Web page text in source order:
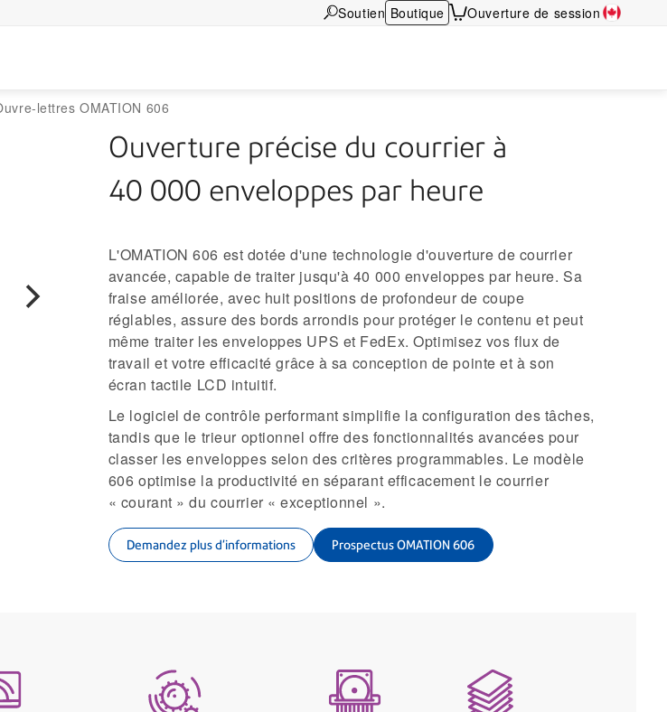
Soutien Boutique Ouverture de session
lettres OMATION 606
Ouverture précise du courrier à
40 000 enveloppes par heure
L'OMATION 606 est dotée d'une technologie d'ouverture de courrier
avancée, capable de traiter jusqu'à 40 000 enveloppes par heure. Sa
fraise améliorée, avec huit positions de profondeur de coupe
réglables, assure des bords arrondis pour protéger le contenu et peut
même traiter les enveloppes UPS et FedEx. Optimisez vos flux de
travail et votre efficacité grâce à sa conception de pointe et à son
écran tactile LCD intuitif.
Le logiciel de contrôle performant simplifie la configuration des tâches,
tandis que le trieur optionnel offre des fonctionnalités avancées pour
classer les enveloppes selon des critères programmables. Le modèle
606 optimise la productivité en séparant efficacement le courrier
« courant » du courrier « exceptionnel ».
Demandez plus d’informations Prospectus OMATION 606